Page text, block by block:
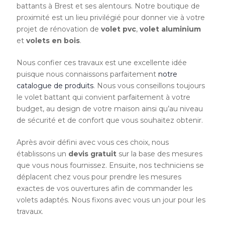
battants à Brest et ses alentours. Notre boutique de
proximité est un lieu privilégié pour donner vie à votre
projet de rénovation de volet pvc, volet aluminium
et volets en bois.
Nous confier ces travaux est une excellente idée
puisque nous connaissons parfaitement notre
catalogue de produits. Nous vous conseillons toujours
le volet battant qui convient parfaitement à votre
budget, au design de votre maison ainsi qu’au niveau
de sécurité et de confort que vous souhaitez obtenir.
Après avoir défini avec vous ces choix, nous
établissons un devis gratuit sur la base des mesures
que vous nous fournissez. Ensuite, nos techniciens se
déplacent chez vous pour prendre les mesures
exactes de vos ouvertures afin de commander les
volets adaptés. Nous fixons avec vous un jour pour les
travaux.